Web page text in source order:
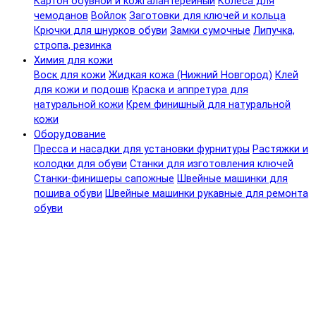
чемоданов Войлок Заготовки для ключей и кольца
Крючки для шнурков обуви Замки сумочные Липучка,
стропа, резинка
Химия для кожи
Воск для кожи Жидкая кожа (Нижний Новгород) Клей
для кожи и подошв Краска и аппретура для
натуральной кожи Крем финишный для натуральной
кожи
Оборудование
Пресса и насадки для установки фурнитуры Растяжки и
колодки для обуви Станки для изготовления ключей
Станки-финишеры сапожные Швейные машинки для
пошива обуви Швейные машинки рукавные для ремонта
обуви